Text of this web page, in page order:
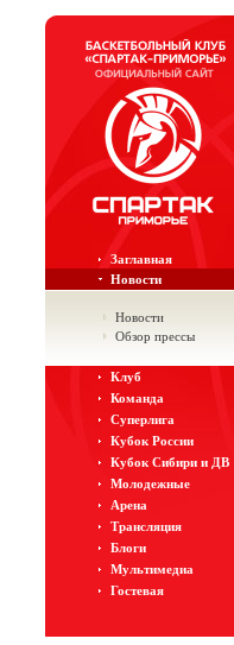
Заглавная
Новости
Новости
Обзор прессы
Клуб
Команда
Суперлига
Кубок России
Кубок Сибири и ДВ
Молодежные
Арена
Трансляция
Блоги
Мультимедиа
Гостевая